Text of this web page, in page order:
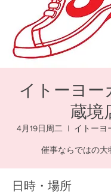
イトーヨー
蔵境
4月19日周二
  |
イトーヨ
催事ならではの大
日時・場所